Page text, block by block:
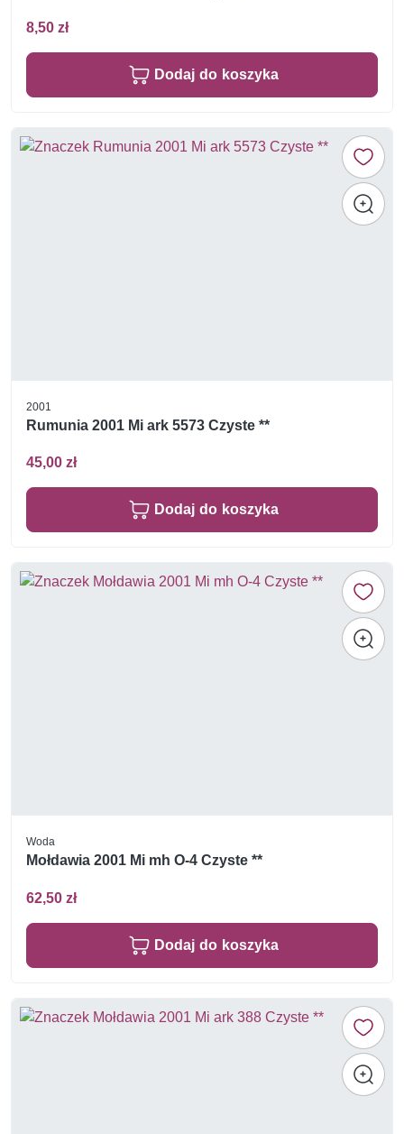
8,50 zł
Dodaj do koszyka
2001
Rumunia 2001 Mi ark 5573 Czyste **
45,00 zł
Dodaj do koszyka
Woda
Mołdawia 2001 Mi mh O-4 Czyste **
62,50 zł
Dodaj do koszyka